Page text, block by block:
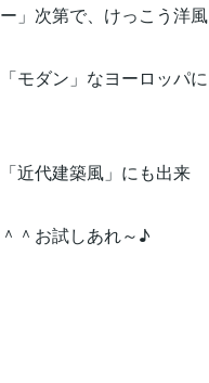
」次第で、けっこう洋風
モダン」なヨーロッパに
近代建築風」にも出来
＾お試しあれ～♪